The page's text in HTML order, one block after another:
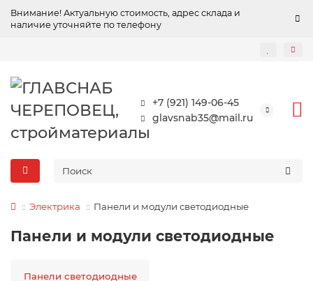
Внимание! Актуальную стоимость, адрес склада и
наличие уточняйте по телефону
+7 (921) 149-06-45
glavsnab35@mail.ru
Электрика Панели и модули светодиодные
Панели и модули светодиодные
Панели светодиодные